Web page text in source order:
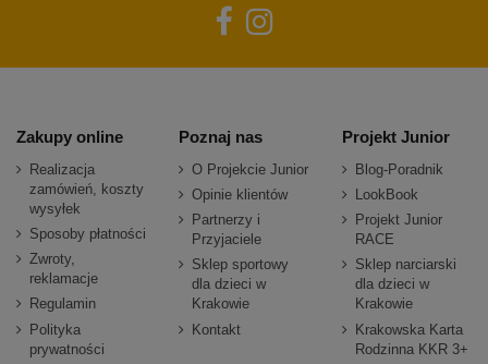
Zakupy online
Realizacja
zamówień, koszty
wysyłek
Sposoby płatności
Zwroty,
reklamacje
Regulamin
Polityka
prywatności
Poznaj nas
O Projekcie Junior
Opinie klientów
Partnerzy i
Przyjaciele
Sklep sportowy
dla dzieci w
Krakowie
Kontakt
Projekt Junior
Blog-Poradnik
LookBook
Projekt Junior
RACE
Sklep narciarski
dla dzieci w
Krakowie
Krakowska Karta
Rodzinna KKR 3+